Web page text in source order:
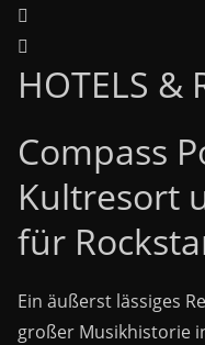
HOTELS &
Compass
Kultresort
für
Ein äußerst lässiges
großer Musikhistorie